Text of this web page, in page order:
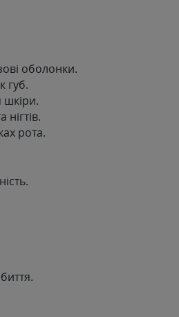
оболонки.
губ.
шкіри.
нігтів.
рота.